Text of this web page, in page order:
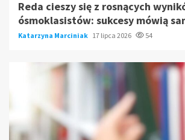
Reda cieszy się z rosnących
ósmoklasistów: sukcesy mówią
Katarzyna Marciniak 17 lipca 2026 54